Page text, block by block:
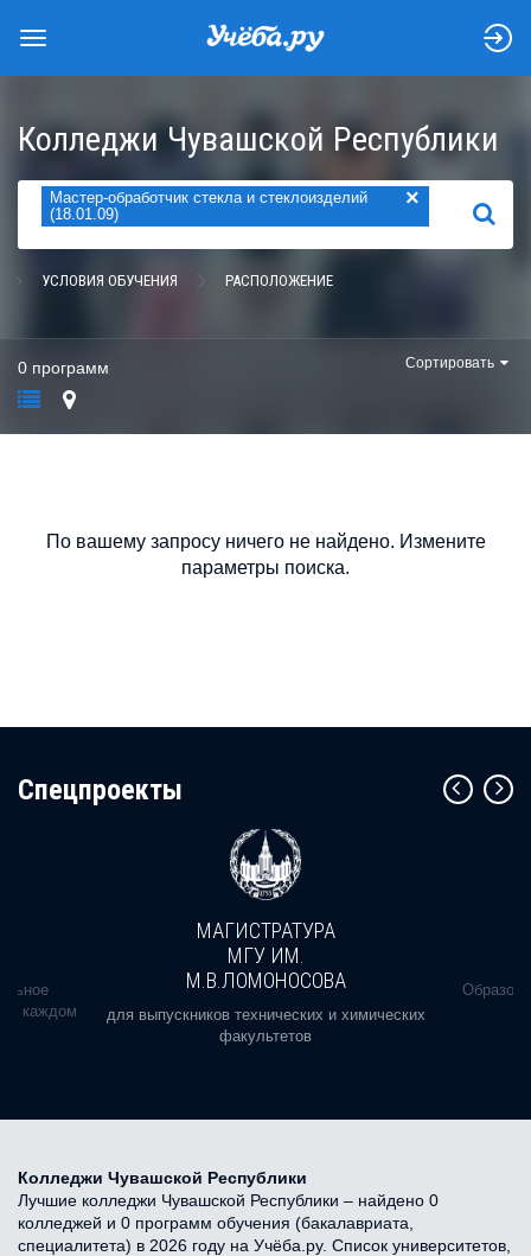
Колледжи Чувашской Республики
Мастер-обработчик стекла и стеклоизделий
(18.01.09)
×
НАЙТИ
УСЛОВИЯ ОБУЧЕНИЯ РАСПОЛОЖЕНИЕ
0 программ Сортировать
По вашему запросу ничего не найдено. Измените
параметры поиска.
Cпецпроекты
в каждом
МАГИСТРАТУРА
МГУ ИМ.
М.В.ЛОМОНОСОВА
для выпускников технических и химических
факультетов
Колледжи Чувашской Республики
Лучшие колледжи Чувашской Республики – найдено 0
колледжей и 0 программ обучения (бакалавриата,
специалитета) в 2026 году на Учёба.ру. Список университетов,